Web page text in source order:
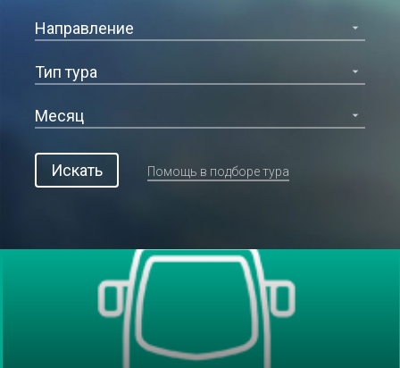
Искать Помощь в подборе тура